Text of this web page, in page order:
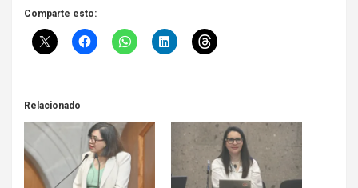
Comparte esto:
Relacionado